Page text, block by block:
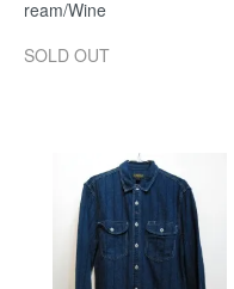
ream/Wine
SOLD OUT